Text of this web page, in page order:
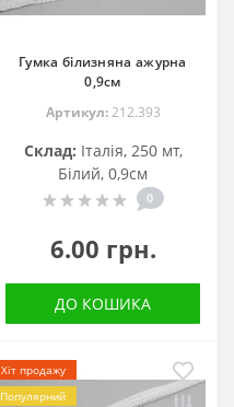
Гумка білизняна ажурна
0,9см
Артикул:212.393
Склад: Італія, 250 мт,
Білий, 0,9см
0
6.00 грн.
ДО КОШИКА
Хіт продажу
Популярний